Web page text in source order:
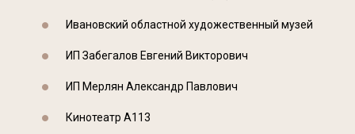
Ивановский областной художественный музей
ИП Забегалов Евгений Викторович
ИП Мерлян Александр Павлович
Кинотеатр А113